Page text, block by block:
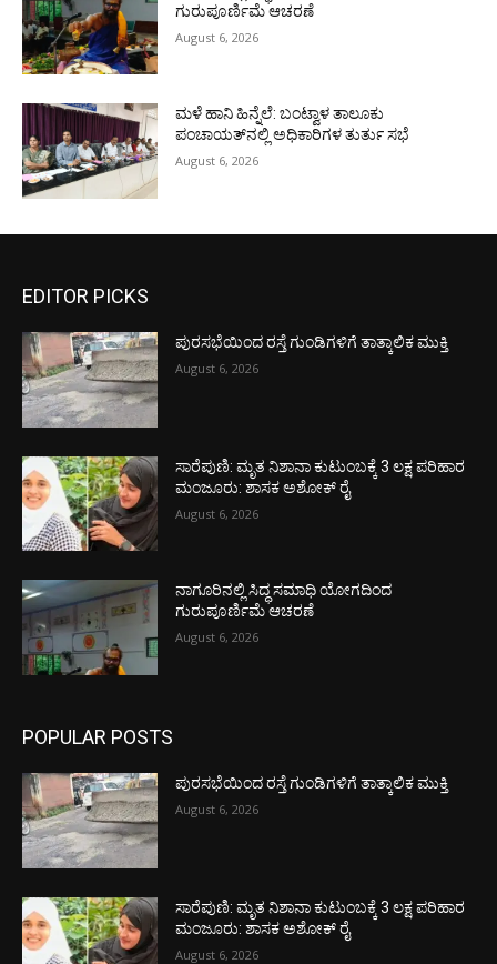
ಗುರುಪೂರ್ಣಿಮೆ ಆಚರಣೆ
August 6, 2026
ಮಳೆ ಹಾನಿ ಹಿನ್ನೆಲೆ: ಬಂಟ್ವಾಳ ತಾಲೂಕು
ಪಂಚಾಯತ್‌ನಲ್ಲಿ ಅಧಿಕಾರಿಗಳ ತುರ್ತು ಸಭೆ
August 6, 2026
EDITOR PICKS
ಪುರಸಭೆಯಿಂದ ರಸ್ತೆ ಗುಂಡಿಗಳಿಗೆ ತಾತ್ಕಾಲಿಕ ಮುಕ್ತಿ
August 6, 2026
ಸಾರೆಪುಣಿ: ಮೃತ ನಿಶಾನಾ ಕುಟುಂಬಕ್ಕೆ 3 ಲಕ್ಷ ಪರಿಹಾರ
ಮಂಜೂರು: ಶಾಸಕ ಅಶೋಕ್ ರೈ
August 6, 2026
ನಾಗೂರಿನಲ್ಲಿ ಸಿದ್ಧ ಸಮಾಧಿ ಯೋಗದಿಂದ
ಗುರುಪೂರ್ಣಿಮೆ ಆಚರಣೆ
August 6, 2026
POPULAR POSTS
ಪುರಸಭೆಯಿಂದ ರಸ್ತೆ ಗುಂಡಿಗಳಿಗೆ ತಾತ್ಕಾಲಿಕ ಮುಕ್ತಿ
August 6, 2026
ಸಾರೆಪುಣಿ: ಮೃತ ನಿಶಾನಾ ಕುಟುಂಬಕ್ಕೆ 3 ಲಕ್ಷ ಪರಿಹಾರ
ಮಂಜೂರು: ಶಾಸಕ ಅಶೋಕ್ ರೈ
August 6, 2026